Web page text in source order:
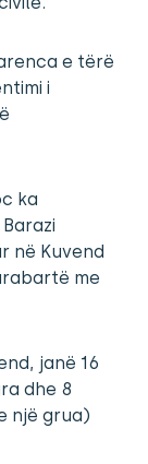
e tërë
i
ka
në Kuvend
me
janë 16
dhe 8
një grua)